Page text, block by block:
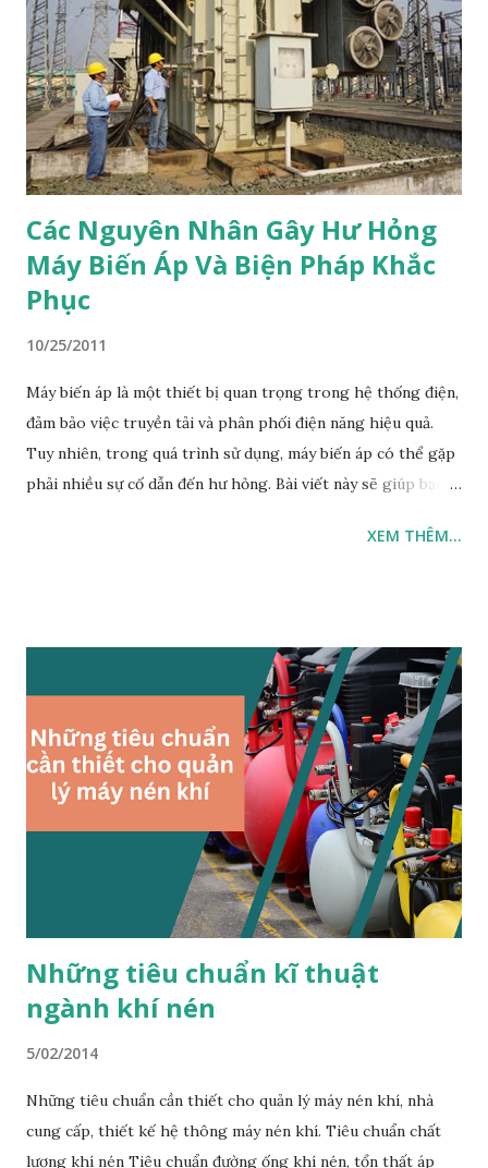
có sử dụng tủ ATS. Các tủ ATS lớn hơn ứng dụng trong trạm
nguồn hoặc nhà máy điện không đề cập trong bài viết này.
Đây là chức năng cơ bản của tủ ATS Ngoài ra, tủ chuyển đổi
nguồn tự động (ATS) thường có chức năng bảo vệ khi điện
lưới và điện máy phát bị sự cố như:mất pha, mất trung tính,
thấp áp (tuỳ chỉnh) t...
Các Nguyên Nhân Gây Hư Hỏng
Máy Biến Áp Và Biện Pháp Khắc
Phục
10/25/2011
Máy biến áp là một thiết bị quan trọng trong hệ thống điện,
đảm bảo việc truyền tải và phân phối điện năng hiệu quả.
Tuy nhiên, trong quá trình sử dụng, máy biến áp có thể gặp
phải nhiều sự cố dẫn đến hư hỏng. Bài viết này sẽ giúp bạn
áp và biện pháp khắc phục hiệu quả. Các Nguyên Nhân Gây
hỏng cách điện và giảm tuổi thọ của thiết bị. Biện pháp khắc
phục: Thường xuyên kiểm tra và theo dõi tải điện. Sử dụng
thiết bị bảo vệ quá tải để ngắt điện khi phát hiện quá tải. Sự
cố cách điện Các lớp cách điện trong máy biến áp có thể bị
hỏng do điều kiện môi trường như độ ẩm, bụi bẩn, hay hóa
chất. Khi lớp cách điện bị suy giảm, nguy cơ ngắn mạch và hư
hỏng máy biến áp tăng lên. Biện pháp khắc phục: Định kỳ
kiểm tra và vệ sinh máy biến áp để loại bỏ bụi bẩn và độ ẩm.
XEM THÊM...
Những tiêu chuẩn kĩ thuật
ngành khí nén
5/02/2014
Những tiêu chuẩn cần thiết cho quản lý máy nén khí, nhà
cung cấp, thiết kế hệ thông máy nén khí. Tiêu chuẩn chất
lượng khí nén Tiêu chuẩn đường ống khí nén, tổn thất áp